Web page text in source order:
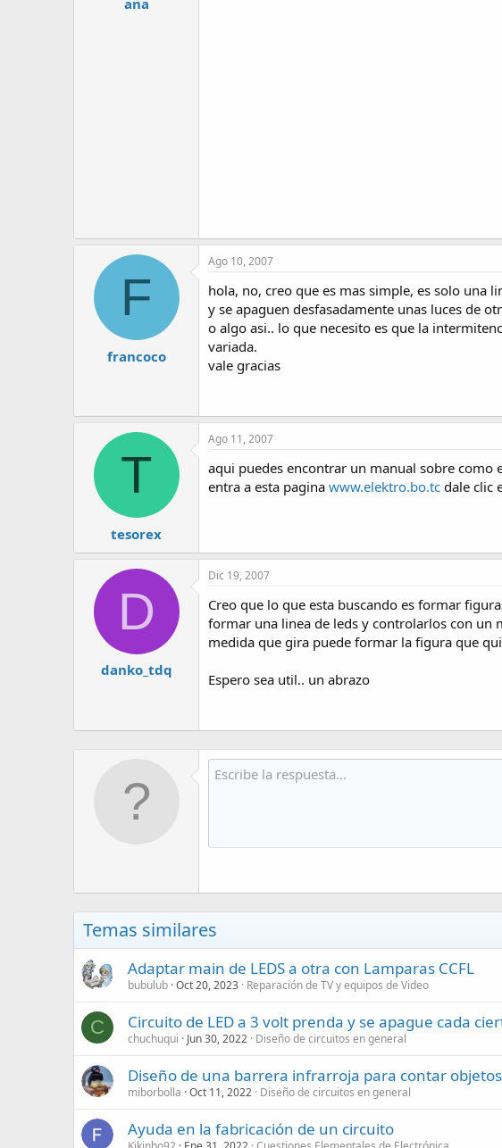
F
francoco
Ago 10, 2007
hola, no, creo que es mas simple, es solo una
y se apaguen desfasadamente unas luces de
o algo asi.. lo que necesito es que la
variada.
vale gracias
T
tesorex
Ago 11, 2007
aqui puedes encontrar un manual sobre como
entra a esta pagina www.elektro.bo.tc dale clic
D
danko_tdq
Dic 19, 2007
Creo que lo que esta buscando es formar
formar una linea de leds y controlarlos con un
medida que gira puede formar la figura que
Espero sea util.. un abrazo
Temas similares
Adaptar main de LEDS a otra con Lamparas CCFL
bubulub Oct 20, 2023 Reparación de TV y equipos de Video
C Circuito de LED a 3 volt prenda y se apague cada
chuchuqui Jun 30, 2022 Diseño de circuitos en general
Diseño de una barrera infrarroja para contar objetos
miborbolla Oct 11, 2022 Diseño de circuitos en general
Ayuda en la fabricación de un circuito